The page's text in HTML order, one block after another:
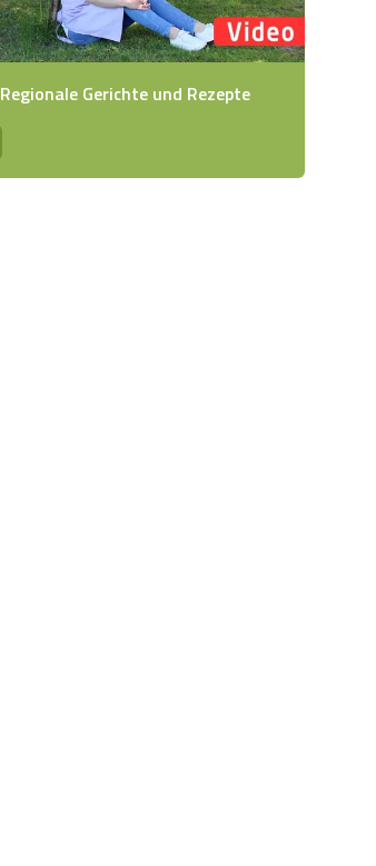
Gerichte und Rezepte